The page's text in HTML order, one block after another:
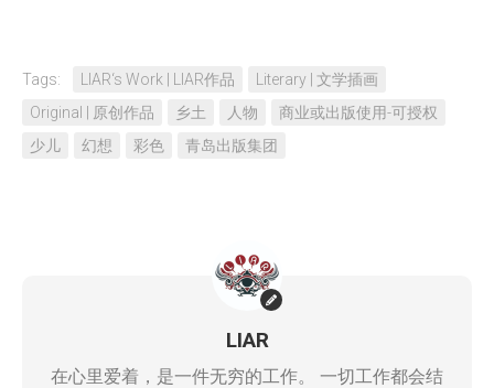
Tags: LIAR‘s Work | LIAR作品
Literary | 文学插画
Original | 原创作品
乡土 人物
商业或出版使用-可授权
少儿
幻想 彩色 青岛出版集团
LIAR
在心里爱着，是一件无穷的工作。 一切工作都会结